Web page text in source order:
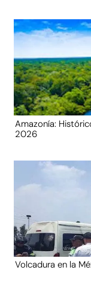
Amazonía:
2026
Volcadura en la